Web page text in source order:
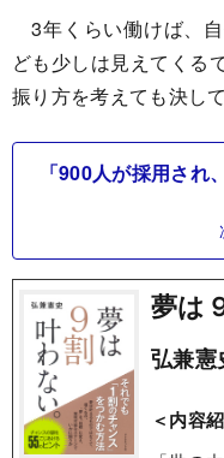
3年くらい働けば、
ども少しは見えてくる
振り方を考えても決し
「900人が採用さ
夢は
弘兼憲
＜内容